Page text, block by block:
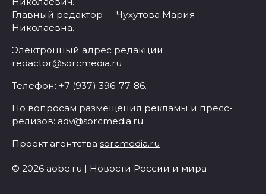
Главный редактор — Чухутова Мария
Николаевна.
Электронный адрес редакции:
redactor@sorcmedia.ru
Телефон: +7 (937) 396-77-86.
По вопросам размещения рекламы и пресс-
релизов: adv@sorcmedia.ru
Проект агентства sorcmedia.ru
© 2026 aobe.ru | Новости России и мира